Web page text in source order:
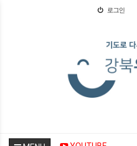
로그인